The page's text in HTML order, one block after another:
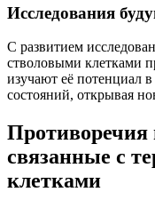
Исследования
С развитием
стволовыми клетками
изучают её потенциал
состояний, открывая
Противоречия
связанные с
клетками